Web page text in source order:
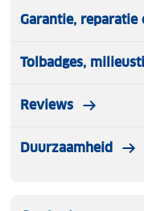
Garantie,
Tolbadges,
Reviews
Duurzaamheid